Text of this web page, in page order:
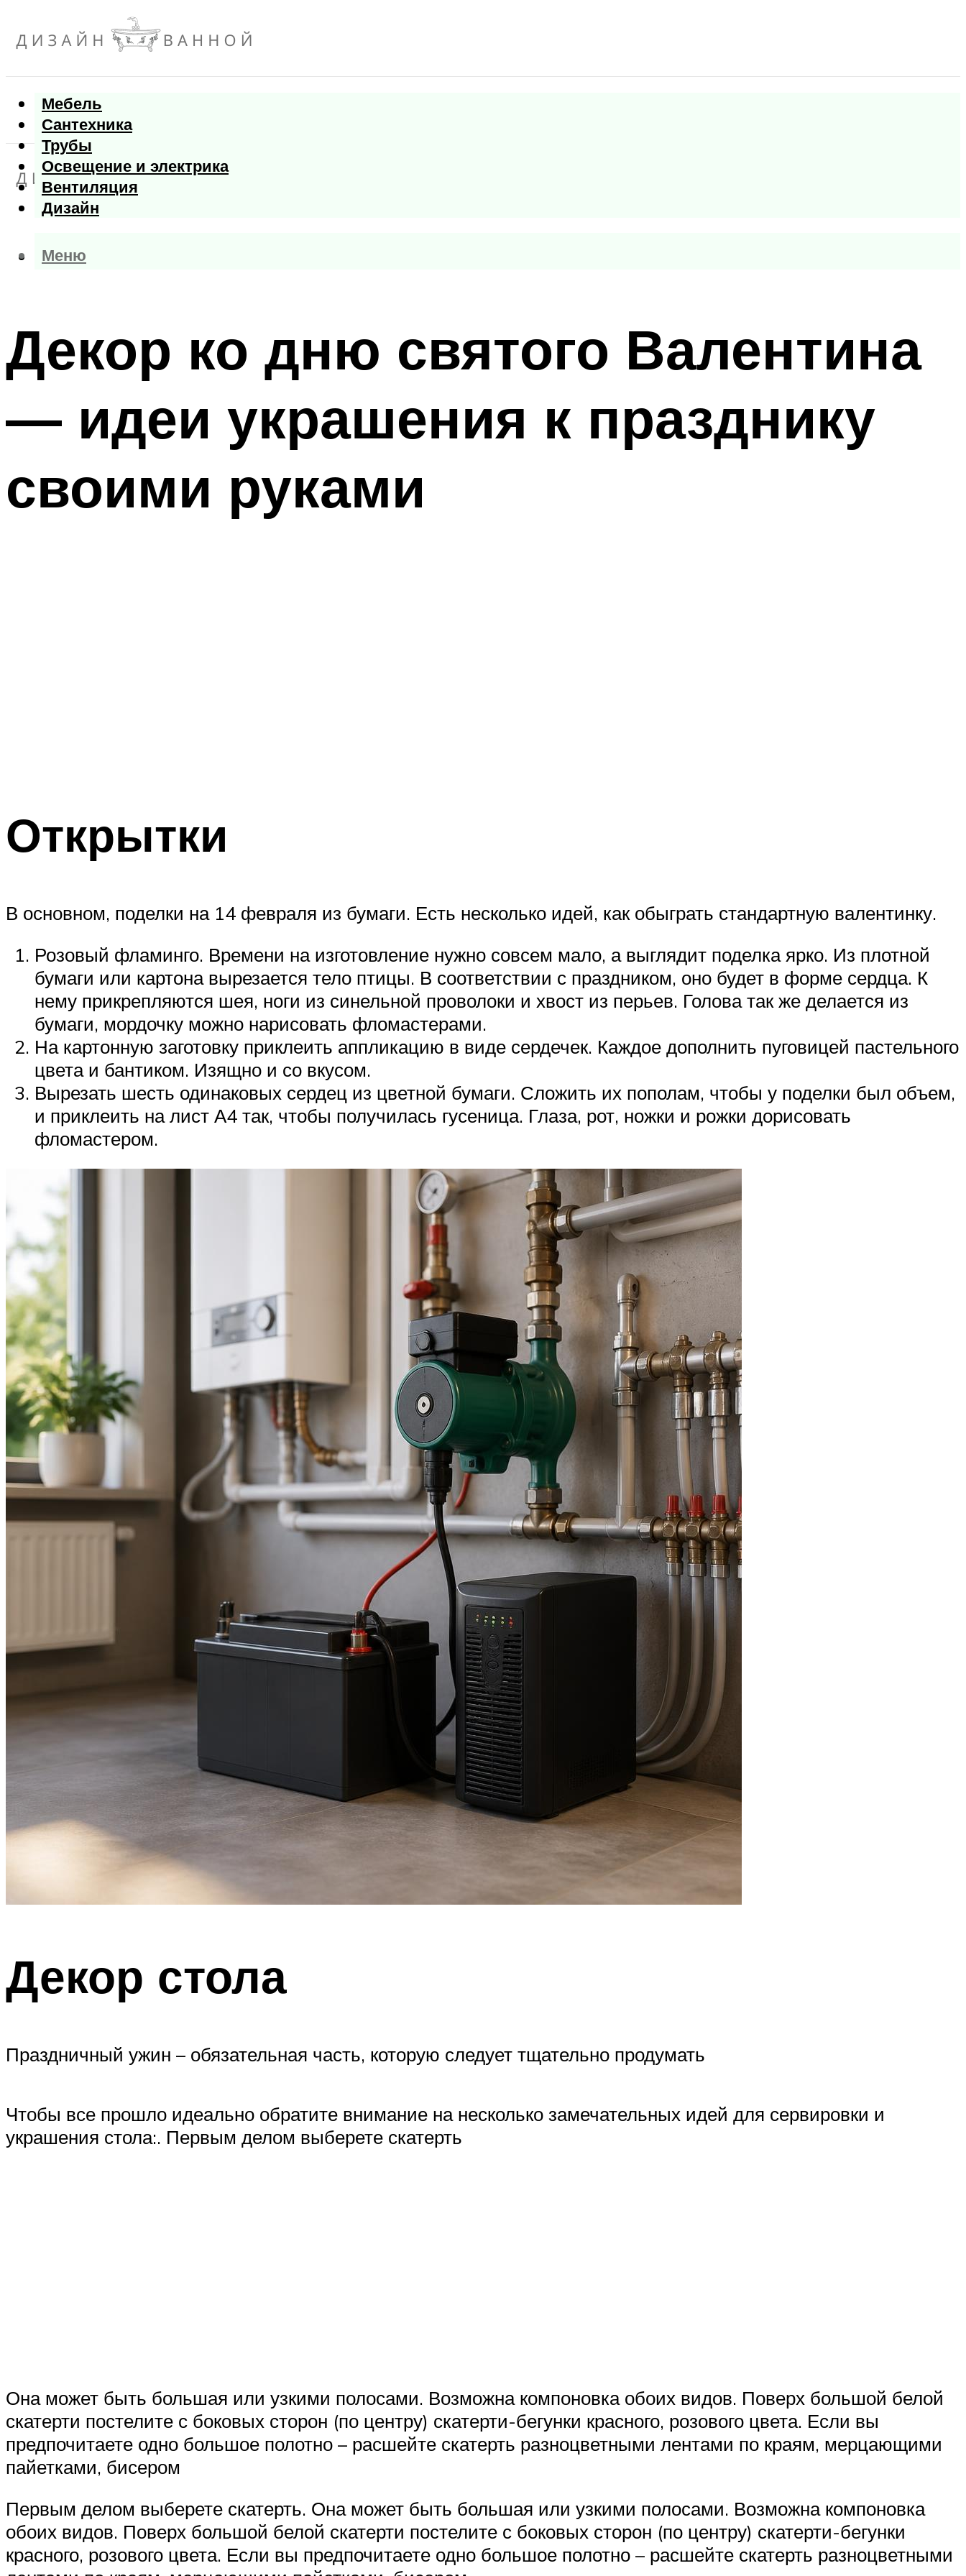
Мебель
Сантехника
Трубы
Освещение и электрика
Вентиляция
Дизайн
Меню
Меню
Декор ко дню святого Валентина
— идеи украшения к празднику
своими руками
Открытки
В основном, поделки на 14 февраля из бумаги. Есть несколько идей, как обыграть стандартную валентинку.
Розовый фламинго. Времени на изготовление нужно совсем мало, а выглядит поделка ярко. Из плотной
бумаги или картона вырезается тело птицы. В соответствии с праздником, оно будет в форме сердца. К
нему прикрепляются шея, ноги из синельной проволоки и хвост из перьев. Голова так же делается из
бумаги, мордочку можно нарисовать фломастерами.
На картонную заготовку приклеить аппликацию в виде сердечек. Каждое дополнить пуговицей пастельного
цвета и бантиком. Изящно и со вкусом.
Вырезать шесть одинаковых сердец из цветной бумаги. Сложить их пополам, чтобы у поделки был объем,
и приклеить на лист А4 так, чтобы получилась гусеница. Глаза, рот, ножки и рожки дорисовать
фломастером.
Декор стола
Праздничный ужин – обязательная часть, которую следует тщательно продумать
Чтобы все прошло идеально обратите внимание на несколько замечательных идей для сервировки и
украшения стола:. Первым делом выберете скатерть
Она может быть большая или узкими полосами. Возможна компоновка обоих видов. Поверх большой белой
скатерти постелите с боковых сторон (по центру) скатерти-бегунки красного, розового цвета. Если вы
предпочитаете одно большое полотно – расшейте скатерть разноцветными лентами по краям, мерцающими
пайетками, бисером
Первым делом выберете скатерть. Она может быть большая или узкими полосами. Возможна компоновка
обоих видов. Поверх большой белой скатерти постелите с боковых сторон (по центру) скатерти-бегунки
красного, розового цвета. Если вы предпочитаете одно большое полотно – расшейте скатерть разноцветными